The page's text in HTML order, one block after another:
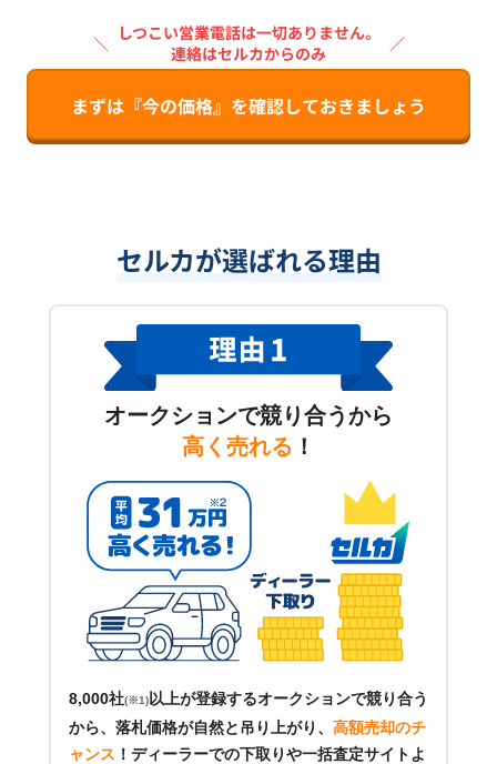
＼ しつこい営業電話は一切ありません。
連絡はセルカからのみ
／
まずは『今の価格』を確認しておきましょう
セルカが選ばれる理由
オークションで競り合うから
高く売れる ！
8,000社(※1) 以上が登録するオークションで競り合う
から、落札価格が自然と吊り上がり、 高額売却のチ
ャンス ！ ディーラーでの下取りや一括査定サイトよ